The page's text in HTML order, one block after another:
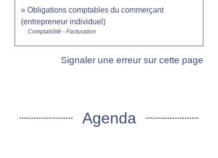
Obligations comptables du commerçant
(entrepreneur individuel)
Comptabilité - Facturation
Signaler une erreur sur cette page
Agenda